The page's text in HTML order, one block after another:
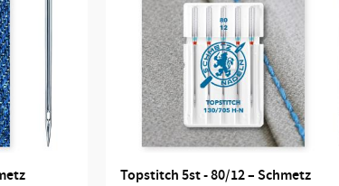
Topstitch 5st - 80/12 – Schmetz